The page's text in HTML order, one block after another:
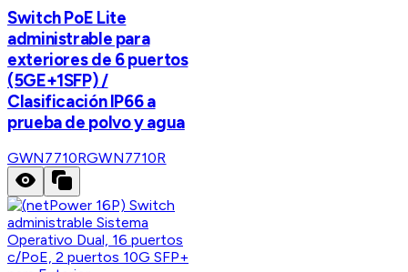
Switch PoE Lite
administrable para
exteriores de 6 puertos
(5GE+1SFP) /
Clasificación IP66 a
prueba de polvo y agua
GWN7710RGWN7710R